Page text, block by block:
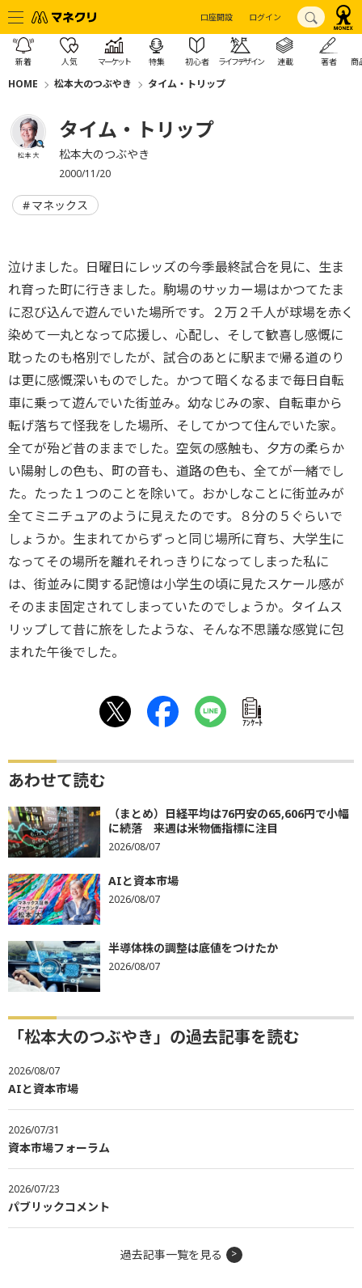
口座開設 ログイン
新着 人気 マーケット 特集 初心者 ライフデザイン 連載 著者 商
HOME 松本大のつぶやき タイム・トリップ
松本 大
タイム・トリップ
松本大のつぶやき
2000/11/20
マネックス
泣けました。日曜日にレッズの今季最終試合を見に、生ま
れ育った町に行きました。駒場のサッカー場はかつてたま
に忍び込んで遊んでいた場所です。２万２千人が球場を赤く
染めて一丸となって応援し、心配し、そして歓喜し感慨に
耽ったのも格別でしたが、試合のあとに駅まで帰る道のり
は更に感慨深いものでした。かつて暗くなるまで毎日自転
車に乗って遊んでいた街並み。幼なじみの家、自転車から
転げ落ちて怪我をした場所、そしてかつて住んでいた家。
全てが殆ど昔のままでした。空気の感触も、夕方の柔らか
い陽射しの色も、町の音も、道路の色も、全てが一緒でし
た。たった１つのことを除いて。おかしなことに街並みが
全てミニチュアのように見えたのです。８分の５ぐらいで
しょうか。生まれてからずっと同じ場所に育ち、大学生に
なってその場所を離れそれっきりになってしまった私に
は、街並みに関する記憶は小学生の頃に見たスケール感が
そのまま固定されてしまっていたのでしょうか。タイムス
リップして昔に旅をしたような、そんな不思議な感覚に包
まれた午後でした。
ｱﾝｹｰﾄ
あわせて読む
（まとめ）日経平均は76円安の65,606円で小幅
に続落 来週は米物価指標に注目
2026/08/07
AIと資本市場
2026/08/07
半導体株の調整は底値をつけたか
2026/08/07
「松本大のつぶやき」の過去記事を読む
2026/08/07
AIと資本市場
2026/07/31
資本市場フォーラム
2026/07/23
パブリックコメント
過去記事一覧を見る